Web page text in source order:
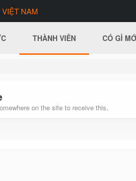
NAM
THÀNH VIÊN CÓ GÌ
on the site to receive this.